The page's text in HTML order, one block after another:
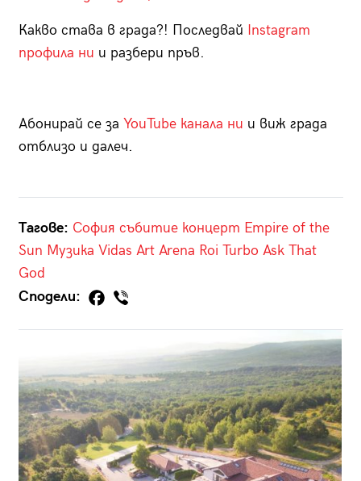
Какво става в града?! Последвай Instagram
профила ни и разбери пръв.
Абонирай се за YouTube канала ни и виж града
отблизо и далеч.
Тагове: София събитие концерт Empire of the
Sun Музика Vidas Art Arena Roi Turbo Ask That
God
Сподели: